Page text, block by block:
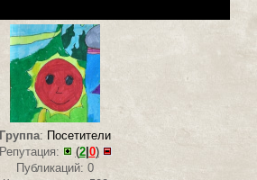
Группа: Посетители
Репутация:
(2| 0)
Публикаций: 0